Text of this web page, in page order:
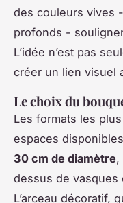
des couleurs vives
profonds -
L’idée n’est pas
créer un lien visuel
Le choix du
Les formats les
espaces
30 cm de diamètre,
dessus de vasques
L’arceau décoratif,